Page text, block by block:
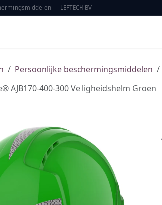
— LEFTECH BV
Persoonlijke beschermingsmiddelen
AJB170-400-300 Veiligheidshelm Groen